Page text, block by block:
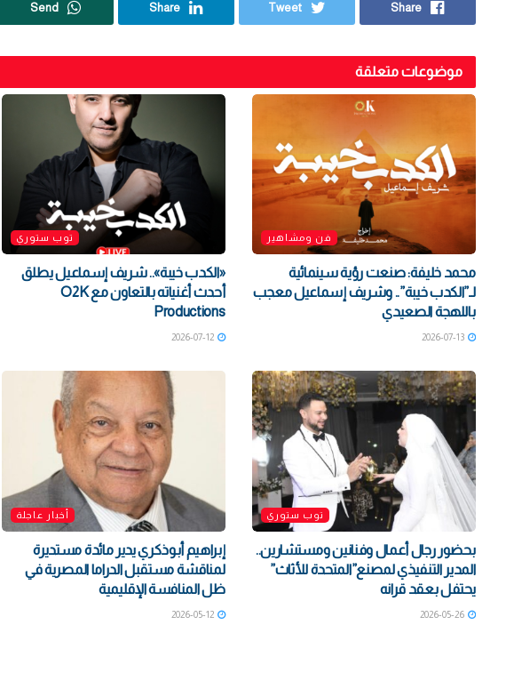
Share
Tweet
Share
Send
موضوعات متعلقة
فن ومشاهير
محمد خليفة: صنعت رؤية سينمائية
لـ”الكدب خيبة”.. وشريف إسماعيل معجب
باللهجة الصعيدي
2026-07-13
توب ستوري
«الكدب خيبة».. شريف إسماعيل يطلق
أحدث أغنياته بالتعاون مع O2K
Productions
2026-07-12
توب ستوري
بحضور رجال أعمال وفنانين ومستشارين..
المدير التنفيذي لمصنع”المتحدة للأثاث”
يحتفل بعقد قرانه
2026-05-26
أخبار عاجلة
إبراهيم أبوذكري يدير مائدة مستديرة
لمناقشة مستقبل الدراما المصرية في
ظل المنافسة الإقليمية
2026-05-12